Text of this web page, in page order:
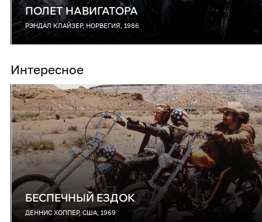
ПОЛЕТ НАВИГАТОРА
РЭНДАЛ КЛАЙЗЕР, НОРВЕГИЯ, 1986
Интересное
БЕСПЕЧНЫЙ ЕЗДОК
ДЕННИС ХОППЕР, США, 1969